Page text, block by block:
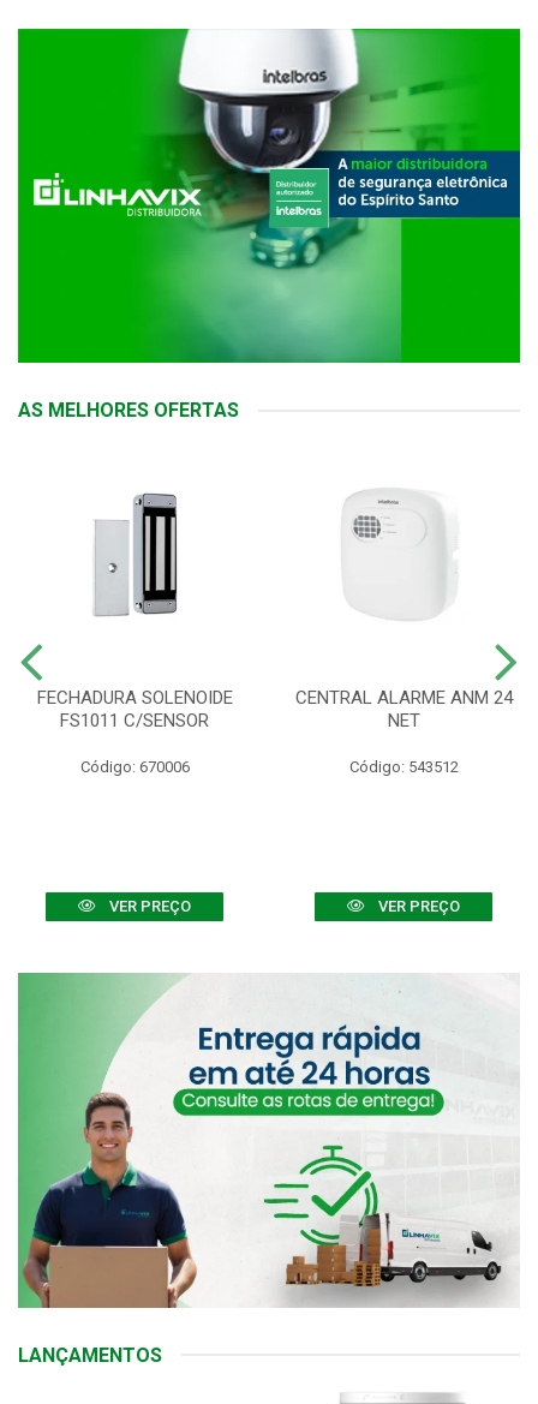
AS MELHORES OFERTAS
FECHADURA SOLENOIDE
FS1011 C/SENSOR
Código: 670006
VER PREÇO
CENTRAL ALARME ANM 24
NET
Código: 543512
VER PREÇO
LANÇAMENTOS